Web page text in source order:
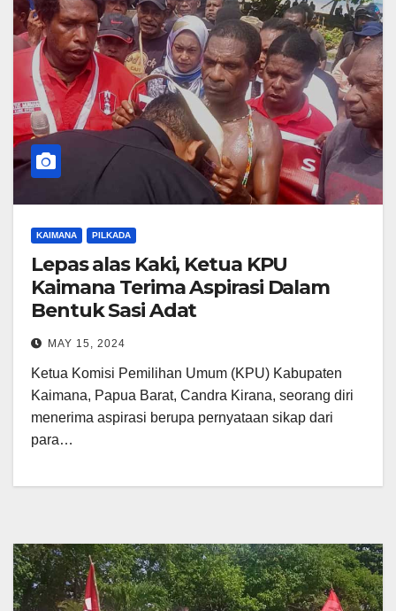
KAIMANA PILKADA
Lepas alas Kaki, Ketua KPU
Kaimana Terima Aspirasi Dalam
Bentuk Sasi Adat
MAY 15, 2024
Ketua Komisi Pemilihan Umum (KPU) Kabupaten
Kaimana, Papua Barat, Candra Kirana, seorang diri
menerima aspirasi berupa pernyataan sikap dari
para…